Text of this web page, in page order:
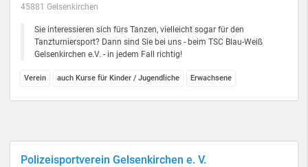
45881 Gelsenkirchen
Sie interessieren sich fürs Tanzen, vielleicht sogar für den
Tanzturniersport? Dann sind Sie bei uns - beim TSC Blau-Weiß
Gelsenkirchen e.V. - in jedem Fall richtig!
Verein auch Kurse für Kinder / Jugendliche Erwachsene
Polizeisportverein Gelsenkirchen e. V.